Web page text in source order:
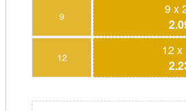
9
9 x
12
12 x